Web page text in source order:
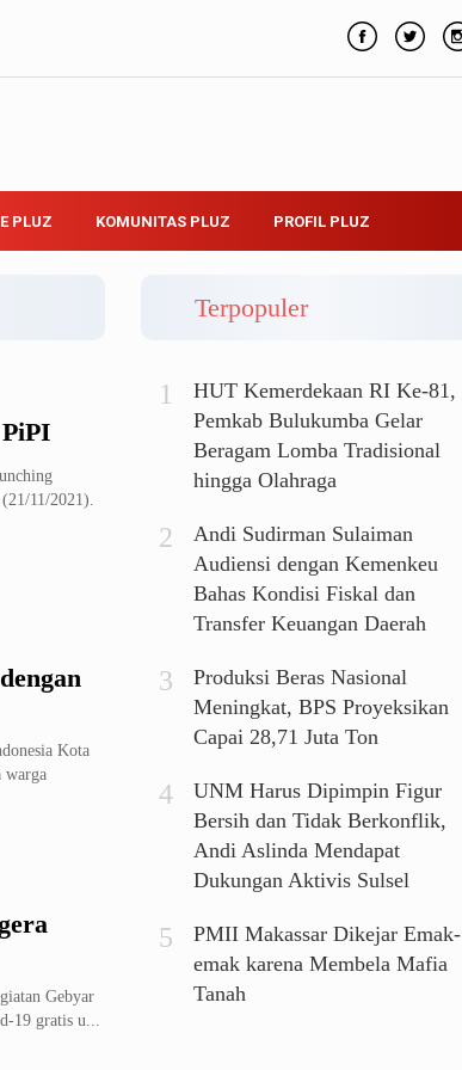
PLUZ KOMUNITAS PLUZ PROFIL PLUZ
11/2021).
Kota
warga
Gebyar
19 gratis u...
Terpopuler
HUT Kemerdekaan RI Ke-81,
Pemkab Bulukumba Gelar
Beragam Lomba Tradisional
hingga Olahraga
Andi Sudirman Sulaiman
Audiensi dengan Kemenkeu
Bahas Kondisi Fiskal dan
Transfer Keuangan Daerah
Produksi Beras Nasional
Meningkat, BPS Proyeksikan
Capai 28,71 Juta Ton
UNM Harus Dipimpin Figur
Bersih dan Tidak Berkonflik,
Andi Aslinda Mendapat
Dukungan Aktivis Sulsel
PMII Makassar Dikejar Emak-
emak karena Membela Mafia
Tanah